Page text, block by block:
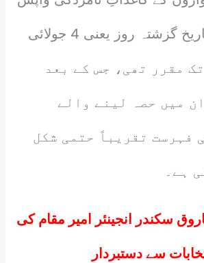
لینے کی آخری تاریخ گزشتہ روز یعنی 4 جولائی
5 بجے تک مقرر تھی، جس کے بعد
میں حصہ لینے والے
فہرست تقریباً حتمی شکل
ہے۔
سکندر انجینئر امیر مقام کی
سے دستبردار